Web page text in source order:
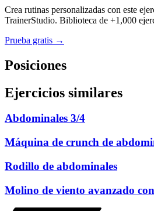
Crea rutinas personalizadas con este
TrainerStudio. Biblioteca de +1,000
Prueba gratis →
Posiciones
Ejercicios similares
Abdominales 3/4
Máquina de crunch de
Rodillo de abdominales
Molino de viento avanzado